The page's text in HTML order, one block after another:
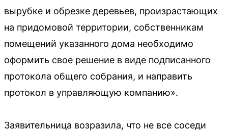
вырубке и обрезке деревьев, произрастающих
на придомовой территории, собственникам
помещений указанного дома необходимо
оформить свое решение в виде подписанного
протокола общего собрания, и направить
протокол в управляющую компанию».
Заявительница возразила, что не все соседи